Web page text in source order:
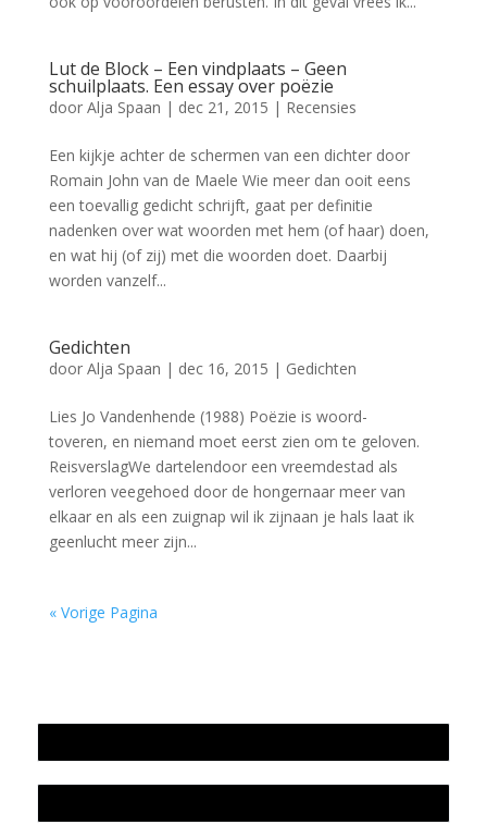
Lut de Block – Een vindplaats – Geen
schuilplaats. Een essay over poëzie
door Alja Spaan | dec 21, 2015 | Recensies
Een kijkje achter de schermen van een dichter door
Romain John van de Maele Wie meer dan ooit eens
een toevallig gedicht schrijft, gaat per definitie
nadenken over wat woorden met hem (of haar) doen,
en wat hij (of zij) met die woorden doet. Daarbij
worden vanzelf...
Gedichten
door Alja Spaan | dec 16, 2015 | Gedichten
Lies Jo Vandenhende (1988) Poëzie is woord-
toveren, en niemand moet eerst zien om te geloven.
ReisverslagWe dartelendoor een vreemdestad als
verloren veegehoed door de hongernaar meer van
elkaar en als een zuignap wil ik zijnaan je hals laat ik
geenlucht meer zijn...
« Vorige Pagina